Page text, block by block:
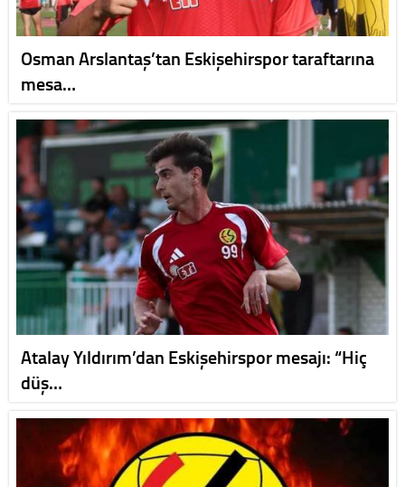
Osman Arslantaş’tan Eskişehirspor taraftarına
mesa…
Atalay Yıldırım’dan Eskişehirspor mesajı: “Hiç
düş…